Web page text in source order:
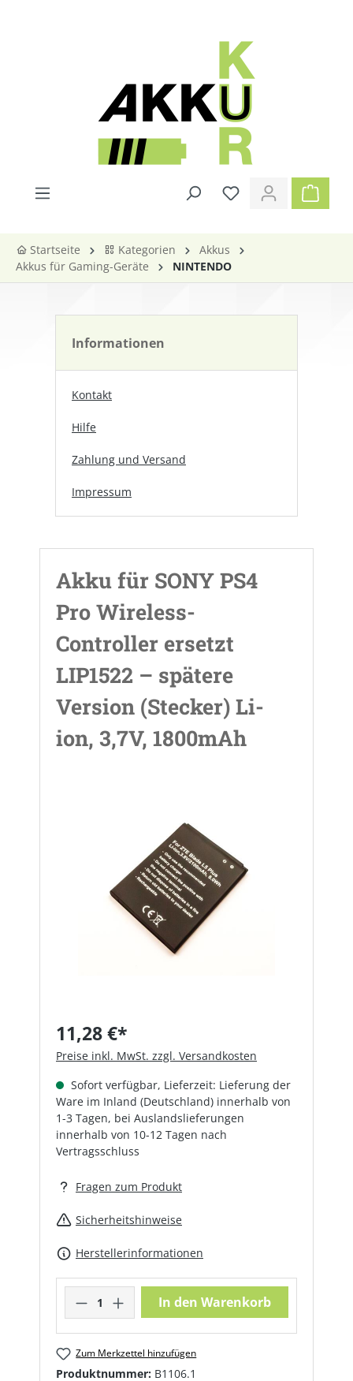
Startseite Kategorien
Akkus
Akkus für Gaming-Geräte
NINTENDO
Informationen
Kontakt
Hilfe
Zahlung und Versand
Impressum
Akku für SONY PS4
Pro Wireless-
Controller ersetzt
LIP1522 – spätere
Version (Stecker) Li-
ion, 3,7V, 1800mAh
11,28 €*
Preise inkl. MwSt. zzgl. Versandkosten
Sofort verfügbar, Lieferzeit: Lieferung der
Ware im Inland (Deutschland) innerhalb von
1-3 Tagen, bei Auslandslieferungen
innerhalb von 10-12 Tagen nach
Vertragsschluss
Fragen zum Produkt
Sicherheitshinweise
Herstellerinformationen
Produkt Anzahl: Gib den
In den Warenkorb
Zum Merkzettel hinzufügen
Produktnummer: B1106.1